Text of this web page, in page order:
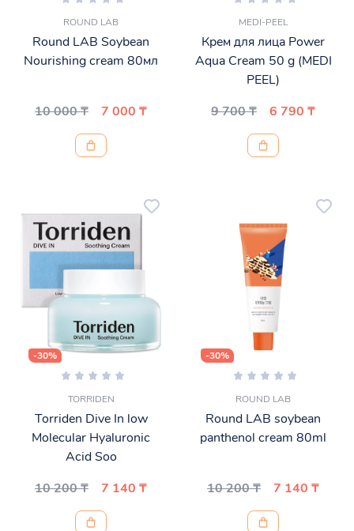
ROUND LAB
Round LAB Soybean
Nourishing cream 80мл
10 000 ₸ 7 000 ₸
MEDI-PEEL
Крем для лица Power
Aqua Cream 50 g (MEDI
PEEL)
9 700 ₸
6 790 ₸
-30%
TORRIDEN
Torriden Dive In low
Molecular Hyaluronic
Acid Soo
10 200 ₸
7 140 ₸
-30%
ROUND LAB
Round LAB soybean
panthenol cream 80ml
10 200 ₸ 7 140 ₸